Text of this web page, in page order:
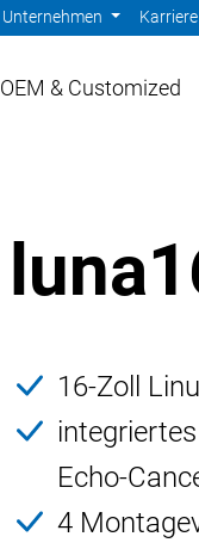
Unternehmen Karriere
OEM & Customized
16-Zoll
Echo-
4